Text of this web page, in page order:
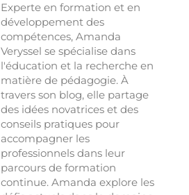
Experte en formation et en
développement des
compétences, Amanda
Veryssel se spécialise dans
l'éducation et la recherche en
matière de pédagogie. À
travers son blog, elle partage
des idées novatrices et des
conseils pratiques pour
accompagner les
professionnels dans leur
parcours de formation
continue. Amanda explore les